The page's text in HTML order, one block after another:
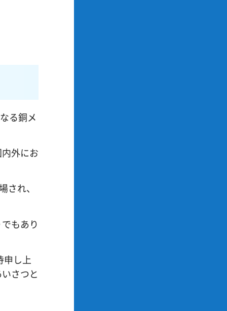
る銅メ
外にお
れ、
もあり
申し上
さつと